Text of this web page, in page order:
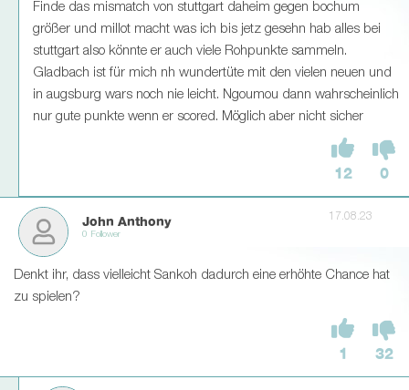
Finde das mismatch von stuttgart daheim gegen bochum
größer und millot macht was ich bis jetz gesehn hab alles bei
stuttgart also könnte er auch viele Rohpunkte sammeln.
Gladbach ist für mich nh wundertüte mit den vielen neuen und
in augsburg wars noch nie leicht. Ngoumou dann wahrscheinlich
nur gute punkte wenn er scored. Möglich aber nicht sicher
12 0
John Anthony
0 Follower
17.08.23
Denkt ihr, dass vielleicht Sankoh dadurch eine erhöhte Chance hat
zu spielen?
1 32